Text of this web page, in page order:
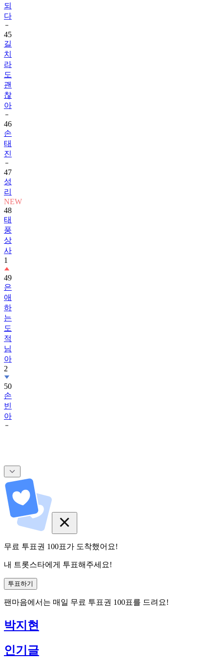
되
다
45
길
치
라
도
괜
찮
아
46
손
태
진
47
성
리
NEW
48
태
풍
상
사
1
49
은
애
하
는
도
적
님
아
2
50
손
빈
아
무료 투표권 100표가 도착했어요!
내 트롯스타에게 투표해주세요!
투표하기
팬마음에서는 매일 무료 투표권 100표를 드려요!
박지현
인기글